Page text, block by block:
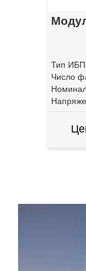
Тип
Число